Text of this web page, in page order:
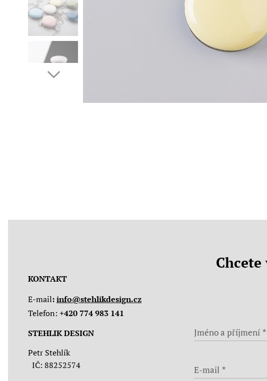
KONTAKT
E-mail:info@stehlikdesign.cz
Telefon: +420 774 983 141
STEHLIK DESIGN
Petr Stehlík
IČ: 88252574
Jméno a příjmení
E-mail